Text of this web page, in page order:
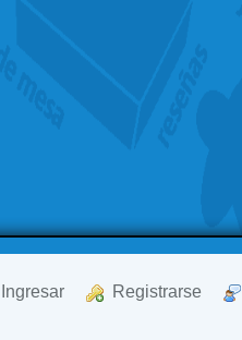
Ingresar Registrarse